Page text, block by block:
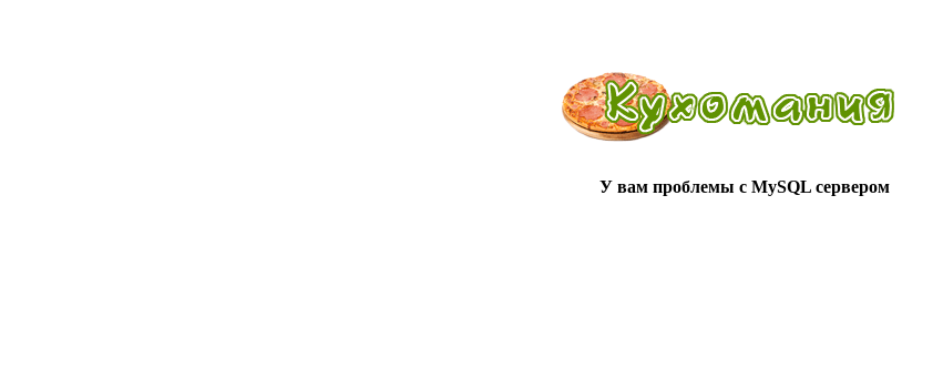
У вам проблемы с MySQL сервером